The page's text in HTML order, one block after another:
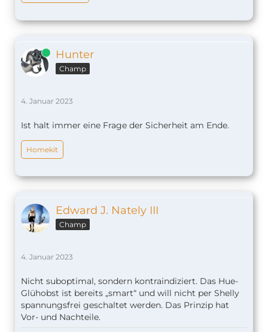
Online Hunter
Champ
4. Januar 2023
Ist halt immer eine Frage der Sicherheit am Ende.
Homekit
Edward J. Nately III
Champ
4. Januar 2023
Nicht suboptimal, sondern kontraindiziert. Das Hue-
Glühobst ist bereits „smart“ und will nicht per Shelly
spannungsfrei geschaltet werden. Das Prinzip hat
Vor- und Nachteile.